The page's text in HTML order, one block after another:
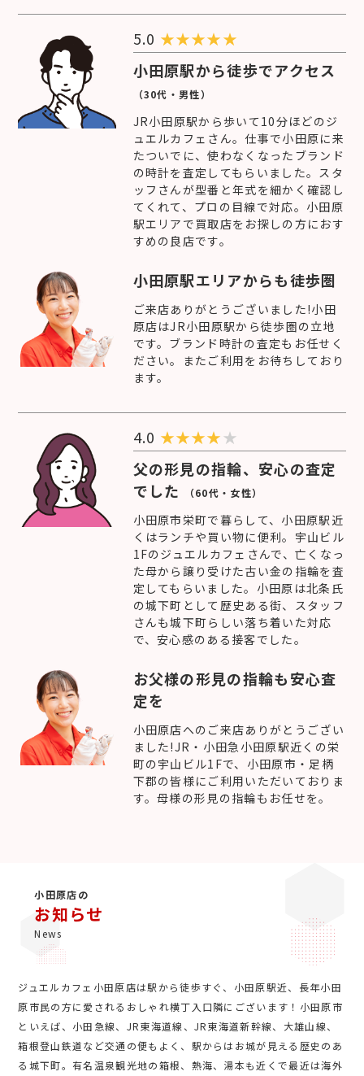
5.0 ★★★★★
小田原駅から徒歩でアクセス
（30代・男性）
JR小田原駅から歩いて10分ほどのジ
ュエルカフェさん。仕事で小田原に来
たついでに、使わなくなったブランド
の時計を査定してもらいました。スタ
ッフさんが型番と年式を細かく確認し
てくれて、プロの目線で対応。小田原
駅エリアで買取店をお探しの方におす
すめの良店です。
小田原駅エリアからも徒歩圏
ご来店ありがとうございました!小田
原店はJR小田原駅から徒歩圏の立地
です。ブランド時計の査定もお任せく
ださい。またご利用をお待ちしており
ます。
4.0 ★★★★★
父の形見の指輪、安心の査定
でした
（60代・女性）
小田原市栄町で暮らして、小田原駅近
くはランチや買い物に便利。宇山ビル
1Fのジュエルカフェさんで、亡くなっ
た母から譲り受けた古い金の指輪を査
定してもらいました。小田原は北条氏
の城下町として歴史ある街、スタッフ
さんも城下町らしい落ち着いた対応
で、安心感のある接客でした。
お父様の形見の指輪も安心査
定を
小田原店へのご来店ありがとうござい
ました!JR・小田急小田原駅近くの栄
町の宇山ビル1Fで、小田原市・足柄
下郡の皆様にご利用いただいておりま
す。母様の形見の指輪もお任せを。
小田原店の
お知らせ
News
ジュエルカフェ小田原店は駅から徒歩すぐ、小田原駅近、長年小田
原市民の方に愛されるおしゃれ横丁入口隣にございます！小田原市
といえば、小田急線、JR東海道線、JR東海道新幹線、大雄山線、
箱根登山鉄道など交通の便もよく、駅からはお城が見える歴史のあ
る城下町。有名温泉観光地の箱根、熱海、湯本も近くで最近は海外